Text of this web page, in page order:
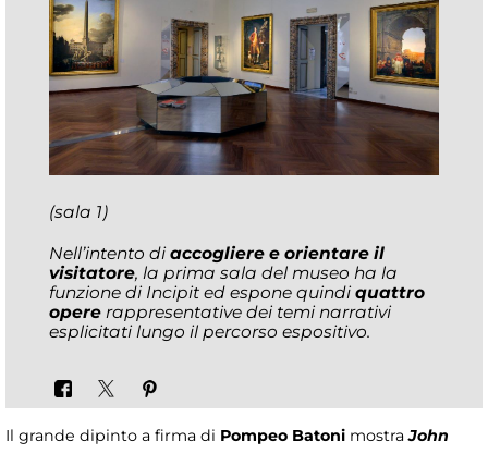
(sala 1)
Nell’intento di accogliere e orientare il
visitatore, la prima sala del museo ha la
funzione di Incipit ed espone quindi quattro
opere rappresentative dei temi narrativi
esplicitati lungo il percorso espositivo.
Il grande dipinto a firma di Pompeo Batoni mostraJohn